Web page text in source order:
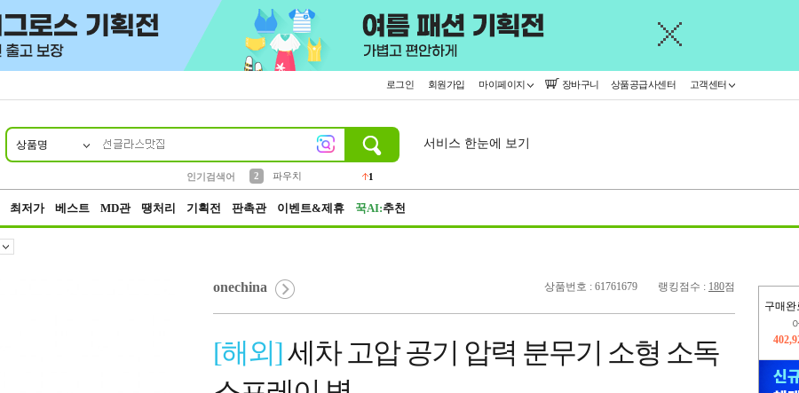
로그인 회원가입 마이페이지 장바구니 상품공급사센터 고객센터
상품명
인기검색어
2
파우치
1
서비스 한눈에 보기
최저가 베스트 MD관 땡처리 기획전 판촉관 이벤트&제휴 꾹AI:추천
구매완
오
상품번호 : 61761679 랭킹점수 : 180점
onechina
[해외]세차 고압 공기 압력 분무기 소형 소독